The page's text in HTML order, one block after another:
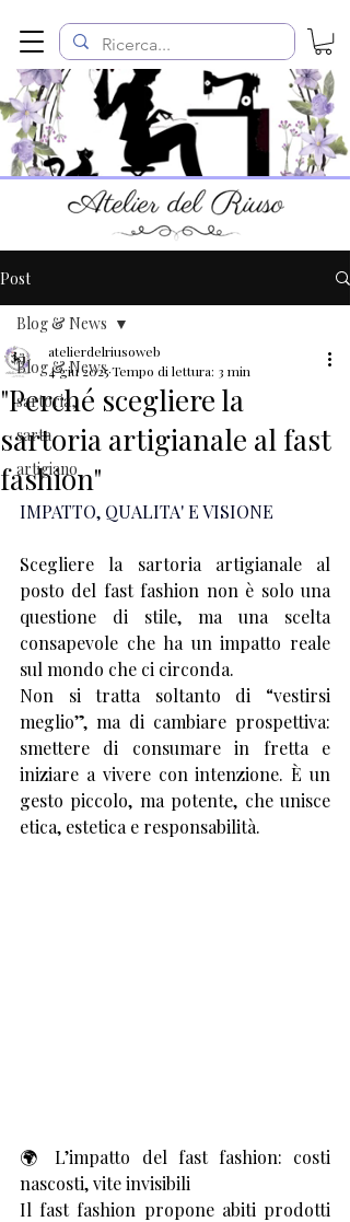
Post
Blog & News
sartoria,
sarta
artigiano
Blog & News
"Perché scegliere la
sartoria artigianale al fast
fashion"
atelierdelriusoweb
4 giu 2025Tempo di lettura: 3 min
IMPATTO, QUALITA' E VISIONE
Scegliere la sartoria artigianale al
posto del fast fashion non è solo una
questione di stile, ma una scelta
consapevole che ha un impatto reale
sul mondo che ci circonda.
Non si tratta soltanto di “vestirsi
meglio”, ma di cambiare prospettiva:
smettere di consumare in fretta e
iniziare a vivere con intenzione. È un
gesto piccolo, ma potente, che unisce
etica, estetica e responsabilità.
🌍 L’impatto del fast fashion: costi
nascosti, vite invisibili
Il fast fashion propone abiti prodotti